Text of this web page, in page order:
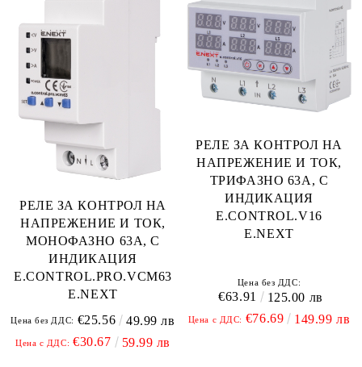
РЕЛЕ ЗА КОНТРОЛ НА
НАПРЕЖЕНИЕ И ТОК,
МОНОФАЗНО 63А, С
ИНДИКАЦИЯ
E.CONTROL.PRO.VCM63
E.NEXT
Цена без ДДС: €25.56 49.99 лв
Цена с ДДС: €30.67 59.99 лв
РЕЛЕ ЗА КОНТРОЛ НА
НАПРЕЖЕНИЕ И ТОК,
ТРИФАЗНО 63А, С
ИНДИКАЦИЯ
E.CONTROL.V16
E.NEXT
Цена без ДДС:
€63.91 125.00 лв
Цена с ДДС: €76.69 149.99 лв